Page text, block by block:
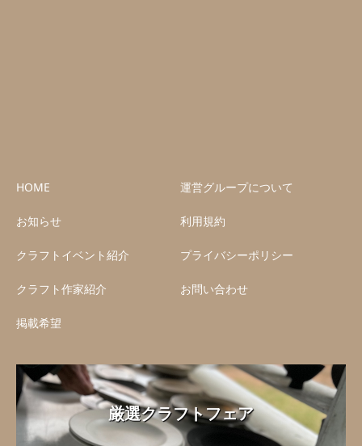
HOME
お知らせ
クラフトイベント紹介
クラフト作家紹介
掲載希望
運営グループについて
利用規約
プライバシーポリシー
お問い合わせ
厳選クラフトフェア